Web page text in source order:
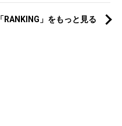
「RANKING」をもっと見る